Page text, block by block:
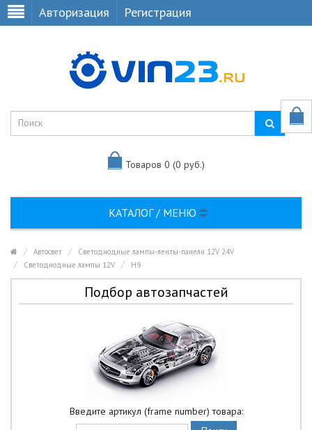
Авторизация Регистрация
Товаров 0 (0 руб.)
КАТАЛОГ / МЕНЮ
Автосвет
Светодиодные лампы-ленты-панели 12V 24V
Светодиодные лампы 12V
H9
Подбор автозапчастей
Введите артикул (frame number) товара: